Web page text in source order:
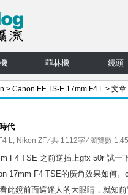
菲林機 鏡頭
> Canon EF TS-E 17mm F4 L > 文章
代
L, Nikon ZF⁄ 共 1112字 ⁄ 瀏覽數
F4 TSE 之前逆插上gfx 50r 試一
17mm F4 TSE的廣角效果如何
此鏡前面這迷人的大眼睛，就知